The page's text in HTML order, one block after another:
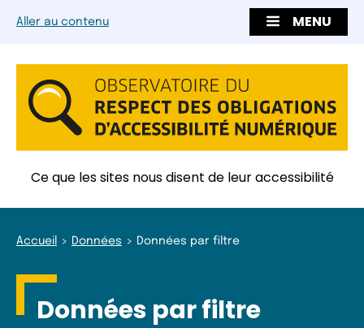
Aller au contenu MENU
Ce que les sites nous disent de leur accessibilité
Accueil Données Données par filtre
Données par filtre